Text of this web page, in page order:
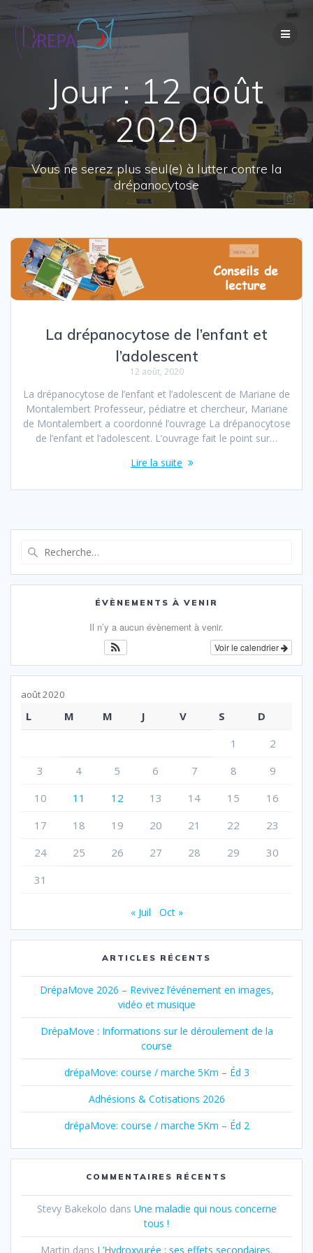
au
contenu
Jour :12 août
2020
Vous ne serez plus seul(e) à lutter contre la
drépanocytose
La drépanocytose de l’enfant et
l’adolescent
12 août, 2020
La drépanocytose de l’enfant et l’adolescent de Mariane de
Montalembert Professeur, pédiatre et chercheur, Mariane
de Montalembert a coordonné l’ouvrage La drépanocytose
de l’enfant et l’adolescent. L’ouvrage fait le point sur…
Lire la suite
:
ÉVÈNEMENTS À VENIR
Il n’y a aucun évènement à venir.
Voir le calendrier
août 2020
L M M J V S
D
1
2
3
4 5 6 7 8
9
10
11 12 13 14 15
16
17
18 19 20 21 22
23
24
25 26 27 28 29
30
31
« Juil Oct »
ARTICLES RÉCENTS
DrépaMove 2026 – Revivez l’événement en images,
vidéo et musique
DrépaMove : Informations sur le déroulement de la
course
drépaMove: course / marche 5Km – Éd 3
Adhésions & Cotisations 2026
drépaMove: course / marche 5Km – Éd 2
COMMENTAIRES RÉCENTS
Stevy Bakekolo dans Une maladie qui nous concerne
tous !
Martin dans L’Hydroxyurée : ses effets secondaires.